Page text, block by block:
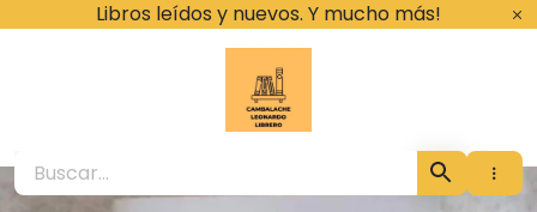
Libros leídos y nuevos. Y mucho más!
Cambalache